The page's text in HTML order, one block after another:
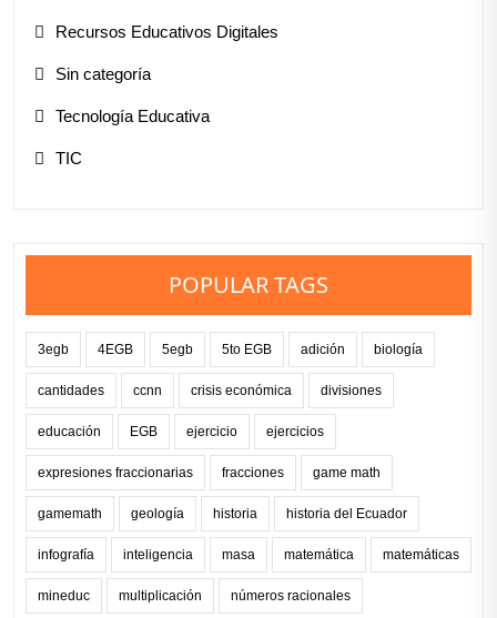
Recursos Educativos Digitales
Sin categoría
Tecnología Educativa
TIC
POPULAR TAGS
3egb 4EGB 5egb 5to EGB adición biología
cantidades ccnn crisis económica divisiones
educación EGB ejercicio ejercicios
expresiones fraccionarias fracciones game math
gamemath geología historia historia del Ecuador
infografía inteligencia masa matemática matemáticas
mineduc multiplicación números racionales